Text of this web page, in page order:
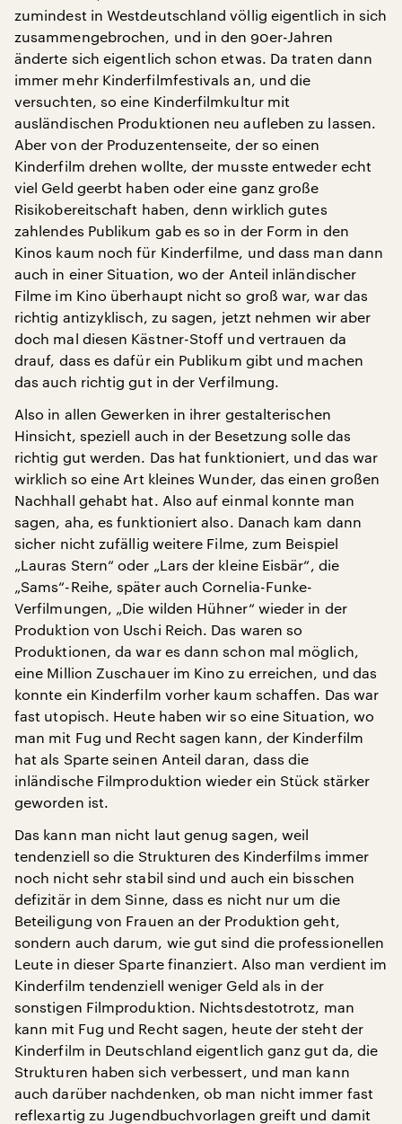
zumindest in Westdeutschland völlig eigentlich in sich
zusammengebrochen, und in den 90er-Jahren
änderte sich eigentlich schon etwas. Da traten dann
immer mehr Kinderfilmfestivals an, und die
versuchten, so eine Kinderfilmkultur mit
ausländischen Produktionen neu aufleben zu lassen.
Aber von der Produzentenseite, der so einen
Kinderfilm drehen wollte, der musste entweder echt
viel Geld geerbt haben oder eine ganz große
Risikobereitschaft haben, denn wirklich gutes
zahlendes Publikum gab es so in der Form in den
Kinos kaum noch für Kinderfilme, und dass man dann
auch in einer Situation, wo der Anteil inländischer
Filme im Kino überhaupt nicht so groß war, war das
richtig antizyklisch, zu sagen, jetzt nehmen wir aber
doch mal diesen Kästner-Stoff und vertrauen da
drauf, dass es dafür ein Publikum gibt und machen
das auch richtig gut in der Verfilmung.
Also in allen Gewerken in ihrer gestalterischen
Hinsicht, speziell auch in der Besetzung solle das
richtig gut werden. Das hat funktioniert, und das war
wirklich so eine Art kleines Wunder, das einen großen
Nachhall gehabt hat. Also auf einmal konnte man
sagen, aha, es funktioniert also. Danach kam dann
sicher nicht zufällig weitere Filme, zum Beispiel
„Lauras Stern“ oder „Lars der kleine Eisbär“, die
„Sams“-Reihe, später auch Cornelia-Funke-
Verfilmungen, „Die wilden Hühner“ wieder in der
Produktion von Uschi Reich. Das waren so
Produktionen, da war es dann schon mal möglich,
eine Million Zuschauer im Kino zu erreichen, und das
konnte ein Kinderfilm vorher kaum schaffen. Das war
fast utopisch. Heute haben wir so eine Situation, wo
man mit Fug und Recht sagen kann, der Kinderfilm
hat als Sparte seinen Anteil daran, dass die
inländische Filmproduktion wieder ein Stück stärker
geworden ist.
Das kann man nicht laut genug sagen, weil
tendenziell so die Strukturen des Kinderfilms immer
noch nicht sehr stabil sind und auch ein bisschen
defizitär in dem Sinne, dass es nicht nur um die
Beteiligung von Frauen an der Produktion geht,
sondern auch darum, wie gut sind die professionellen
Leute in dieser Sparte finanziert. Also man verdient im
Kinderfilm tendenziell weniger Geld als in der
sonstigen Filmproduktion. Nichtsdestotrotz, man
kann mit Fug und Recht sagen, heute der steht der
Kinderfilm in Deutschland eigentlich ganz gut da, die
Strukturen haben sich verbessert, und man kann
auch darüber nachdenken, ob man nicht immer fast
reflexartig zu Jugendbuchvorlagen greift und damit